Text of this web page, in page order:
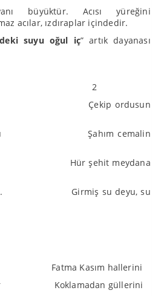
büyüktür. Acısı yüreğini
acılar, ızdıraplar içindedir.
suyu oğul iç” artık dayanası
2
kalem Çekip ordusun
deyu Şahım cemalin
Hür şehit meydana
deyu. Girmiş su deyu, su
Fatma Kasım hallerini
Koklamadan güllerini